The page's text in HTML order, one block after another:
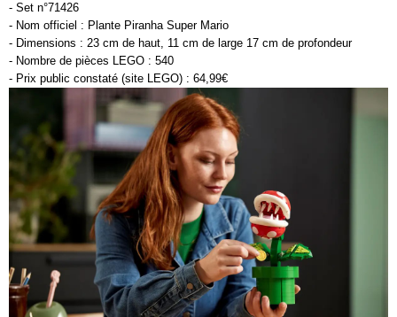
- Set n°71426
- Nom officiel : Plante Piranha Super Mario
- Dimensions : 23 cm de haut, 11 cm de large 17 cm de profondeur
- Nombre de pièces LEGO : 540
- Prix public constaté (site LEGO) : 64,99€